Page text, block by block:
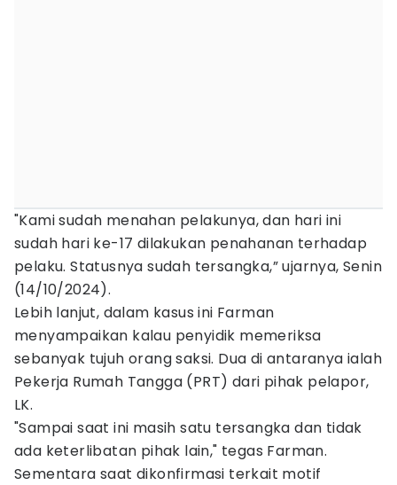
"Kami sudah menahan pelakunya, dan hari ini
sudah hari ke-17 dilakukan penahanan terhadap
pelaku. Statusnya sudah tersangka,” ujarnya, Senin
(14/10/2024).
Lebih lanjut, dalam kasus ini Farman
menyampaikan kalau penyidik memeriksa
sebanyak tujuh orang saksi. Dua di antaranya ialah
Pekerja Rumah Tangga (PRT) dari pihak pelapor,
LK.
"Sampai saat ini masih satu tersangka dan tidak
ada keterlibatan pihak lain," tegas Farman.
Sementara saat dikonfirmasi terkait motif